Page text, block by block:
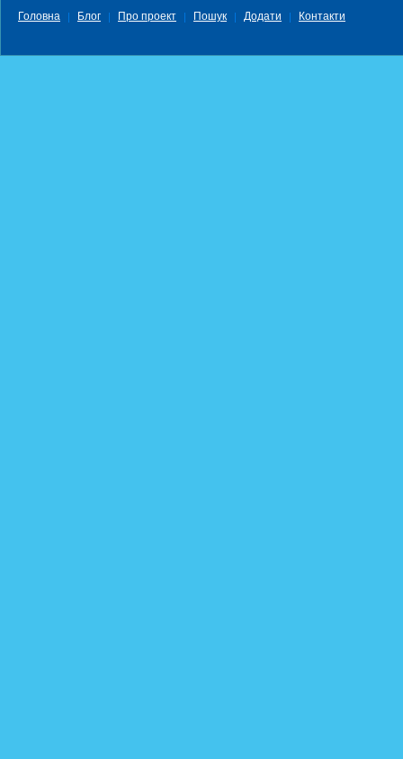
Головна Блог Про проект Пошук Додати Контакти